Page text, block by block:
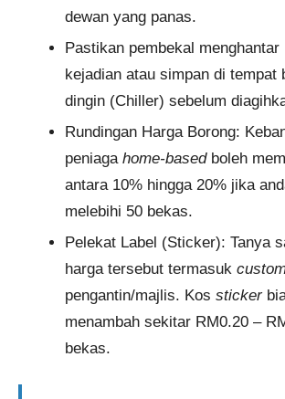
dewan yang panas.
Pastikan pembekal menghantar
kejadian atau simpan di tempat
dingin (Chiller) sebelum
Rundingan Harga Borong:
peniaga home-basedboleh
antara 10% hingga 20% jika
melebihi 50 bekas.
Pelekat Label (Sticker): Tanya
harga tersebut termasuk
pengantin/majlis. Kos sticker
menambah sekitar RM0.20 –
bekas.